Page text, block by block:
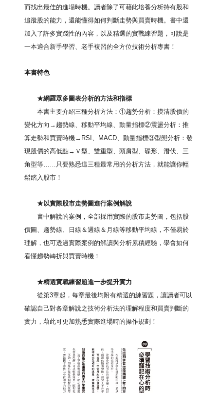
而找出最佳的進場時機。讀者除了可藉此培養分析持有股和
追蹤股的能力，還能懂得如何判斷走勢與買賣時機。書中還
加入了許多實踐性的內容，以及精選的實戰練習題，可說是
一本適合新手學習、老手複習的全方位技術分析專書！
本書特色
★網羅眾多圖表分析的方法和指標
本書主要介紹三種分析方法： ①趨勢分析：摸清股價的
變化方向 → 趨勢線、移動平均線、動量指標②震盪分析：推
算走勢和買賣時機→RSI 、 MACD、動量指標③型態分析：發
現股價的高低點→ Ｖ型、雙重型、頭肩型、碟形、潛伏、三
角型等……只要熟悉這三種最常用的分析方法，就能讓你輕
鬆踏入股市！
★以實際股市走勢圖進行案例解說
書中解說的案例，全部採用實際的股市走勢圖，包括股
價圖、趨勢線、日線＆週線＆月線等移動平均線，不僅易於
理解，也可透過實際案例的解讀與分析累積經驗，學會如何
看懂趨勢轉折與買賣時機！
★精選實戰練習題進一步提升實力
從第3章起，每章最後均附有精選的練習題，讓讀者可以
確認自己對各章解說之技術分析法的理解程度和買賣判斷的
實力，藉此可更加熟悉實際進場時的操作規劃！